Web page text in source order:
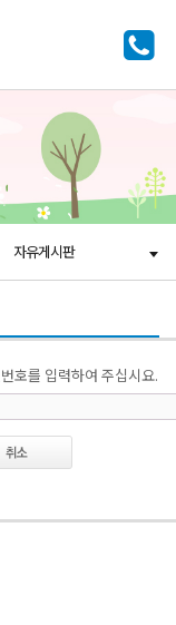
자유게시판
호를 입력하여 주십시요.